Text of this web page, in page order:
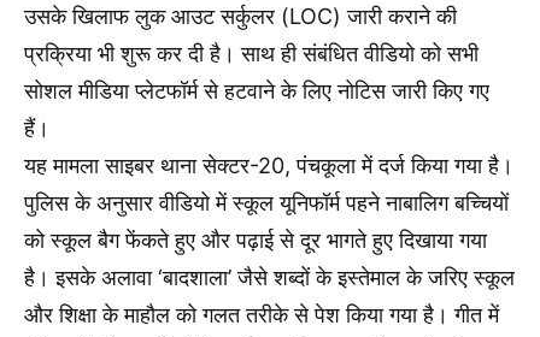
उसके खिलाफ लुक आउट सर्कुलर (LOC) जारी कराने की
प्रक्रिया भी शुरू कर दी है। साथ ही संबंधित वीडियो को सभी
सोशल मीडिया प्लेटफॉर्म से हटवाने के लिए नोटिस जारी किए गए
हैं।
यह मामला साइबर थाना सेक्टर-20, पंचकूला में दर्ज किया गया है।
पुलिस के अनुसार वीडियो में स्कूल यूनिफॉर्म पहने नाबालिग बच्चियों
को स्कूल बैग फेंकते हुए और पढ़ाई से दूर भागते हुए दिखाया गया
है। इसके अलावा ‘बादशाला’ जैसे शब्दों के इस्तेमाल के जरिए स्कूल
और शिक्षा के माहौल को गलत तरीके से पेश किया गया है। गीत में